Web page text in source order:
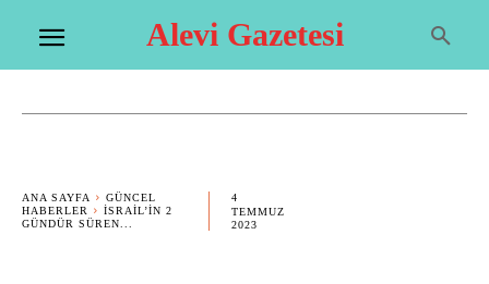
Alevi Gazetesi
ANA SAYFA
GÜNCEL
HABERLER
İSRAIL’IN 2
GÜNDÜR SÜREN...
4
TEMMUZ
2023